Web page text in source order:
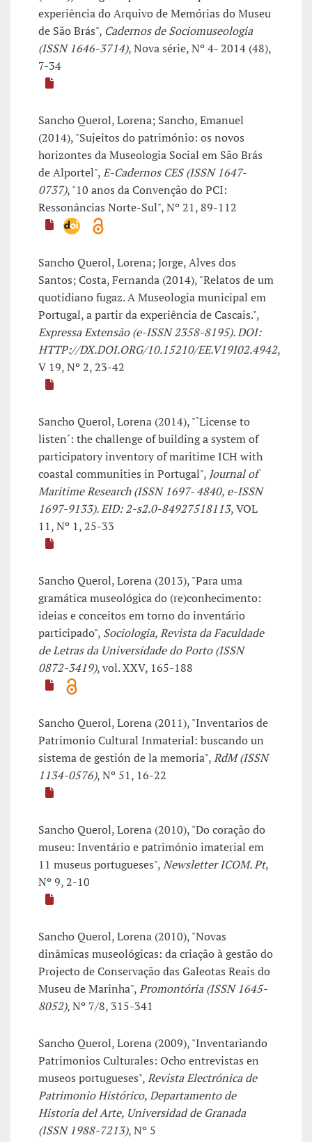
experiência do Arquivo de Memórias do Museu
de São Brás", Cadernos de Sociomuseologia
(ISSN 1646-3714), Nova série, Nº 4- 2014 (48),
7-34
Sancho Querol, Lorena; Sancho, Emanuel
(2014), "Sujeitos do património: os novos
horizontes da Museologia Social em São Brás
de Alportel",E-Cadernos CES (ISSN 1647-
0737), "10 anos da Convenção do PCI:
Ressonâncias Norte-Sul", Nº 21, 89-112
Sancho Querol, Lorena; Jorge, Alves dos
Santos; Costa, Fernanda (2014), "Relatos de um
quotidiano fugaz. A Museologia municipal em
Portugal, a partir da experiência de Cascais.",
Expressa Extensão (e-ISSN 2358-8195). DOI:
HTTP://DX.DOI.ORG/10.15210/EE.V19I02.4942,
V 19, Nº 2, 23-42
Sancho Querol, Lorena (2014), "`License to
listen´: the challenge of building a system of
participatory inventory of maritime ICH with
coastal communities in Portugal", Journal of
Maritime Research (ISSN 1697- 4840, e-ISSN
1697-9133). EID: 2-s2.0-84927518113, VOL
11, Nº 1, 25-33
Sancho Querol, Lorena (2013), "Para uma
gramática museológica do (re)conhecimento:
ideias e conceitos em torno do inventário
participado", Sociologia, Revista da Faculdade
de Letras da Universidade do Porto (ISSN
0872-3419), vol. XXV, 165-188
Sancho Querol, Lorena (2011), "Inventarios de
Patrimonio Cultural Inmaterial: buscando un
sistema de gestión de la memoria",RdM (ISSN
1134-0576), Nº 51, 16-22
Sancho Querol, Lorena (2010), "Do coração do
museu: Inventário e património imaterial em
11 museus portugueses",Newsletter ICOM. Pt,
Nº 9, 2-10
Sancho Querol, Lorena (2010), "Novas
dinâmicas museológicas: da criação à gestão do
Projecto de Conservação das Galeotas Reais do
Museu de Marinha",Promontória (ISSN 1645-
8052), Nº 7/8, 315-341
Sancho Querol, Lorena (2009), "Inventariando
Patrimonios Culturales: Ocho entrevistas en
museos portugueses",Revista Electrónica de
Patrimonio Histórico, Departamento de
Historia del Arte, Universidad de Granada
(ISSN 1988-7213), Nº 5